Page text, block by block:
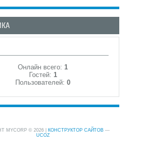
Онлайн всего: 1
Гостей: 1
Пользователей: 0
MYCORP © 2026 КОНСТРУКТОР САЙТОВ —
UCOZ